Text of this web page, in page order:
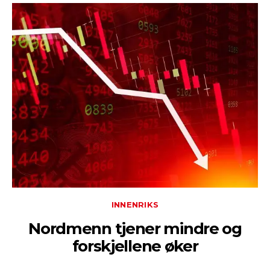
INNENRIKS
Nordmenn tjener mindre og
forskjellene øker